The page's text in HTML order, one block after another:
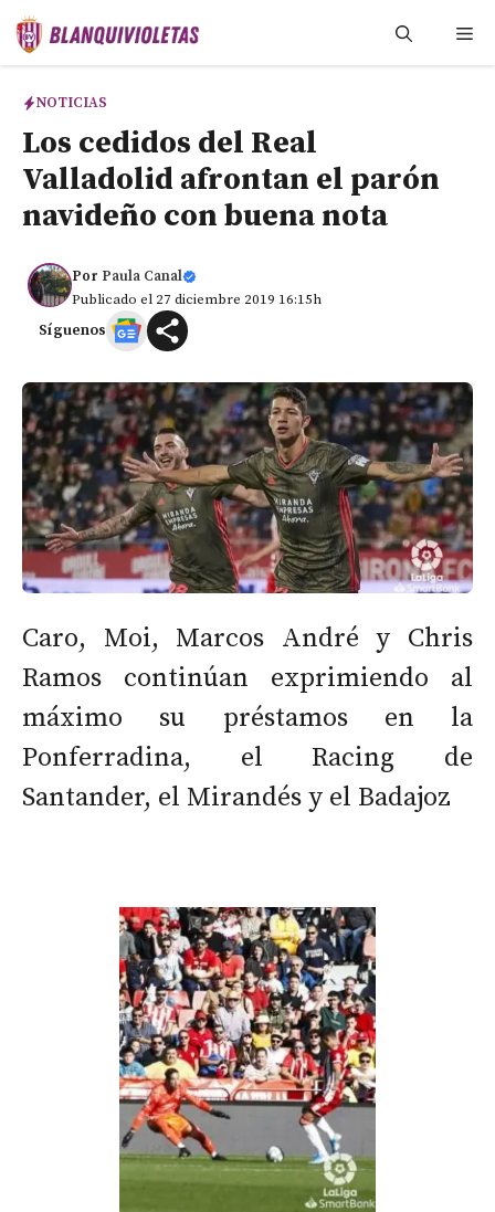
Saltar
NOTICIAS
Los cedidos del Real
Valladolid afrontan el parón
navideño con buena nota
Por Paula Canal
Publicado el 27 diciembre 2019 16:15h
Síguenos
Caro, Moi, Marcos André y Chris
Ramos continúan exprimiendo al
máximo su préstamos en la
Ponferradina, el Racing de
Santander, el Mirandés y el Badajoz